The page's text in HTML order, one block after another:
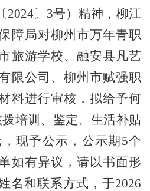
2024〕 3号） 精神，柳江
障局对柳州市万年青职
旅游学校、融安县凡艺
限公司、柳州市赋强职
料进行审核，拟给予何
培训、 鉴定、生活补贴
，现予公示，公示期 5个
如有异议，请以书面形
名和联系方式，于2026